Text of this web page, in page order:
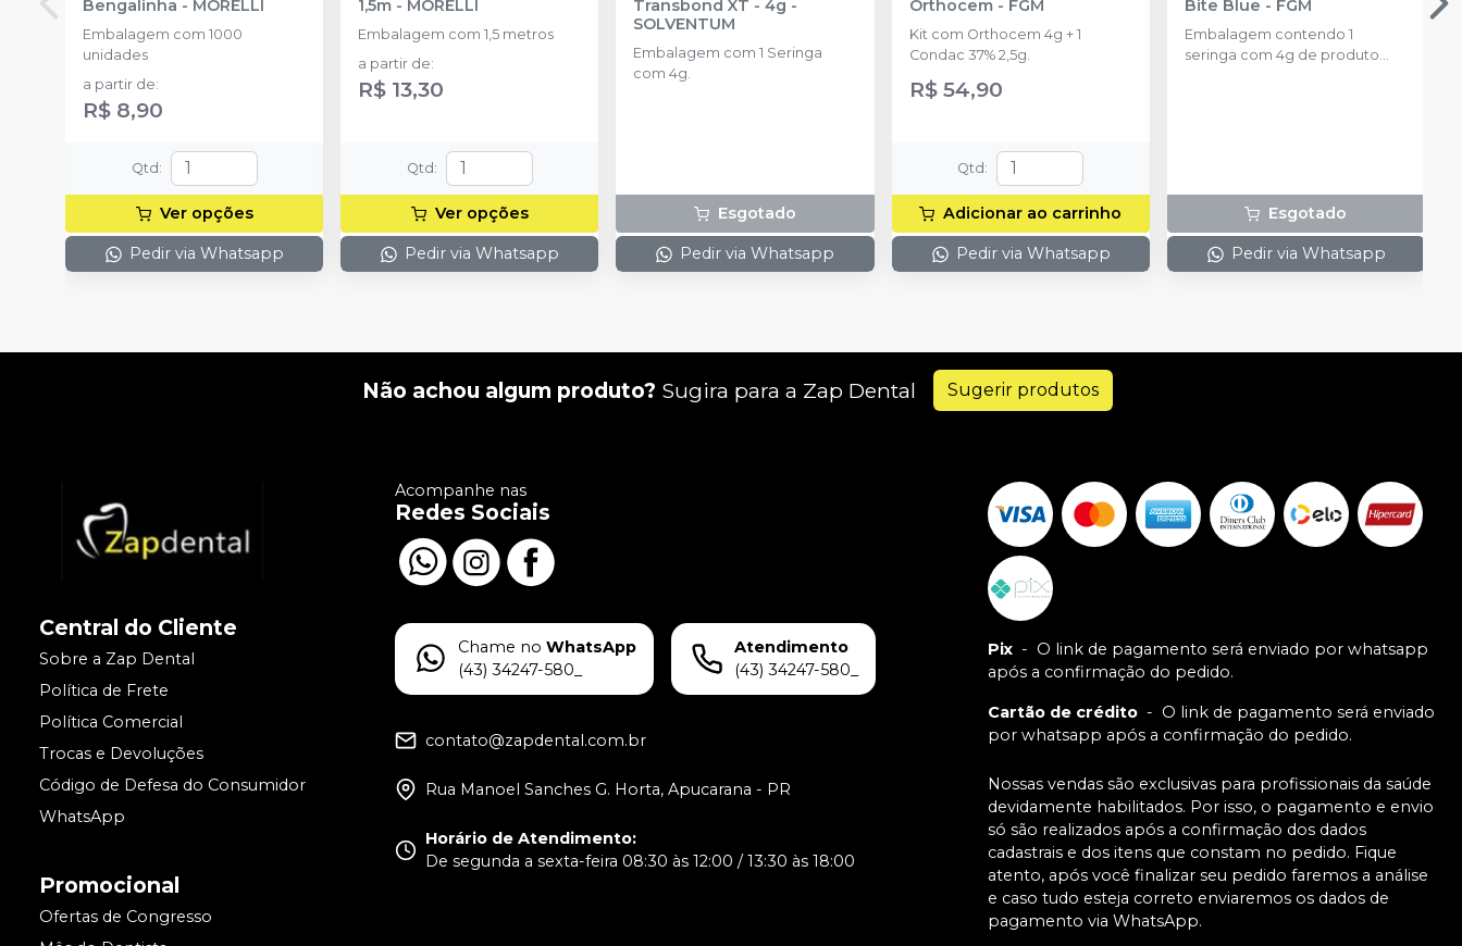
Bengalinha - MORELLI
Embalagem com 1000
unidades
a partir de:
R$ 8,90
Qtd :
Ver opções
Pedir via Whatsapp
1,5m - MORELLI
Embalagem com 1,5 metros
a partir de:
R$ 13,30
Qtd :
Ver opções
Pedir via Whatsapp
Transbond XT - 4g -
SOLVENTUM
Embalagem com 1 Seringa
com 4g.
Esgotado
Pedir via Whatsapp
Orthocem- FGM
Kit com Orthocem 4g + 1
Condac 37% 2,5g.
R$ 54,90
Qtd :
Adicionar ao carrinho
Pedir via Whatsapp
Bite Blue - FGM
Embalagem contendo 1
seringa com 4g de produto
Esgotado
Pedir via Whatsapp
Não achou algum produto? Sugira para a Zap Dental Sugerir produtos
Central do Cliente
Sobre a Zap Dental
Política de Frete
Política Comercial
Trocas e Devoluções
Código de Defesa do Consumidor
WhatsApp
Promocional
Ofertas de Congresso
Acompanhe nas
Redes Sociais
Chame no WhatsApp
(43) 34247-580_
Atendimento
(43) 34247-580_
contato@zapdental.com.br
Rua Manoel Sanches G. Horta, Apucarana - PR
Horário de Atendimento:
De segunda a sexta-feira 08:30 às 12:00 / 13:30 às 18:00
Pix - O link de pagamento será enviado por whatsapp
após a confirmação do pedido.
Cartão de crédito - O link de pagamento será enviado
por whatsapp após a confirmação do pedido.
Nossas vendas são exclusivas para profissionais da saúde
devidamente habilitados. Por isso, o pagamento e envio
só são realizados após a confirmação dos dados
cadastrais e dos itens que constam no pedido. Fique
atento, após você finalizar seu pedido faremos a análise
e caso tudo esteja correto enviaremos os dados de
pagamento via WhatsApp.